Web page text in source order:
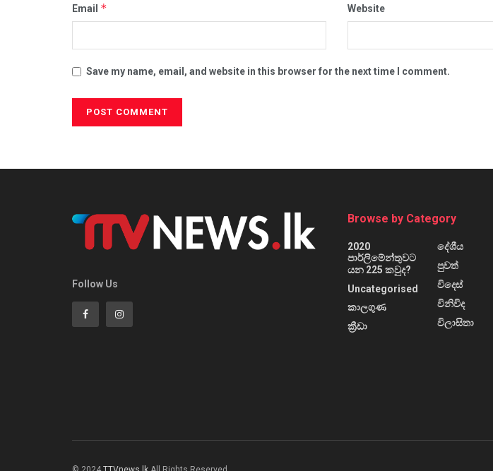
Email * Website
Save my name, email, and website in this browser for the next time I comment.
Follow Us
Browse by Category
2020
පාර්ලිමේන්තුවට
යන 225 කවුද?
Uncategorised
කාලගුණ
ක්‍රීඩා
දේශීය
පුවත්
විදෙස්
විනිවිද
විලාසිතා